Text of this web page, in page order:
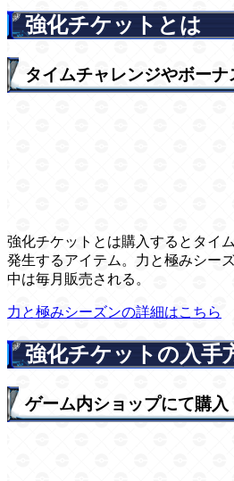
強化チケットとは
タイムチャレンジやボー
強化チケットとは購入するとタイ
発生するアイテム。力と極みシー
中は毎月販売される。
力と極みシーズンの詳細はこちら
強化チケットの入手
ゲーム内ショップにて購入